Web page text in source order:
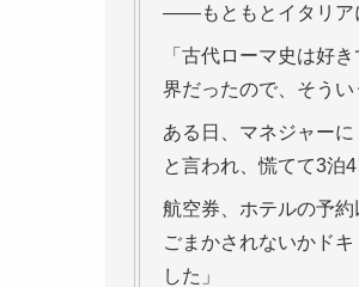
――もともとイタリア
「古代ローマ史は好
界だったので、そうい
ある日、マネジャー
と言われ、慌てて3泊
航空券、ホテルの予
ごまかされないかド
した」